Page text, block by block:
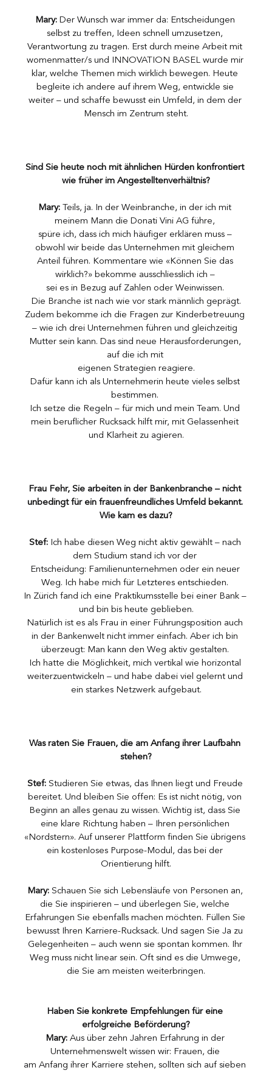
Mary: Der Wunsch war immer da: Entscheidungen
selbst zu treffen, Ideen schnell umzusetzen,
Verantwortung zu tragen. Erst durch meine Arbeit mit
womenmatter/s und INNOVATION BASEL wurde mir
klar, welche Themen mich wirklich bewegen. Heute
begleite ich andere auf ihrem Weg, entwickle sie
weiter – und schaffe bewusst ein Umfeld, in dem der
Mensch im Zentrum steht.
Sind Sie heute noch mit ähnlichen Hürden konfrontiert
wie früher im Angestelltenverhältnis?
Mary: Teils, ja. In der Weinbranche, in der ich mit
meinem Mann die Donati Vini AG führe,
spüre ich, dass ich mich häufiger erklären muss –
obwohl wir beide das Unternehmen mit gleichem
Anteil führen. Kommentare wie «Können Sie das
wirklich?» bekomme ausschliesslich ich –
sei es in Bezug auf Zahlen oder Weinwissen.
Die Branche ist nach wie vor stark männlich geprägt.
Zudem bekomme ich die Fragen zur Kinderbetreuung
– wie ich drei Unternehmen führen und gleichzeitig
Mutter sein kann. Das sind neue Herausforderungen,
auf die ich mit
eigenen Strategien reagiere.
Dafür kann ich als Unternehmerin heute vieles selbst
bestimmen.
Ich setze die Regeln – für mich und mein Team. Und
mein beruflicher Rucksack hilft mir, mit Gelassenheit
und Klarheit zu agieren.
Frau Fehr, Sie arbeiten in der Bankenbranche – nicht
unbedingt für ein frauenfreundliches Umfeld bekannt.
Wie kam es dazu?
Stef: Ich habe diesen Weg nicht aktiv gewählt – nach
dem Studium stand ich vor der
Entscheidung: Familienunternehmen oder ein neuer
Weg. Ich habe mich für Letzteres entschieden.
In Zürich fand ich eine Praktikumsstelle bei einer Bank –
und bin bis heute geblieben.
Natürlich ist es als Frau in einer Führungsposition auch
in der Bankenwelt nicht immer einfach. Aber ich bin
überzeugt: Man kann den Weg aktiv gestalten.
Ich hatte die Möglichkeit, mich vertikal wie horizontal
weiterzuentwickeln – und habe dabei viel gelernt und
ein starkes Netzwerk aufgebaut.
Was raten Sie Frauen, die am Anfang ihrer Laufbahn
stehen?
Stef: Studieren Sie etwas, das Ihnen liegt und Freude
bereitet. Und bleiben Sie offen: Es ist nicht nötig, von
Beginn an alles genau zu wissen. Wichtig ist, dass Sie
eine klare Richtung haben – Ihren persönlichen
«Nordstern». Auf unserer Plattform finden Sie übrigens
ein kostenloses Purpose-Modul, das bei der
Orientierung hilft.
Mary: Schauen Sie sich Lebensläufe von Personen an,
die Sie inspirieren – und überlegen Sie, welche
Erfahrungen Sie ebenfalls machen möchten. Füllen Sie
bewusst Ihren Karriere-Rucksack. Und sagen Sie Ja zu
Gelegenheiten – auch wenn sie spontan kommen. Ihr
Weg muss nicht linear sein. Oft sind es die Umwege,
die Sie am meisten weiterbringen.
Haben Sie konkrete Empfehlungen für eine
erfolgreiche Beförderung?
Mary: Aus über zehn Jahren Erfahrung in der
Unternehmenswelt wissen wir: Frauen, die
am Anfang ihrer Karriere stehen, sollten sich auf sieben